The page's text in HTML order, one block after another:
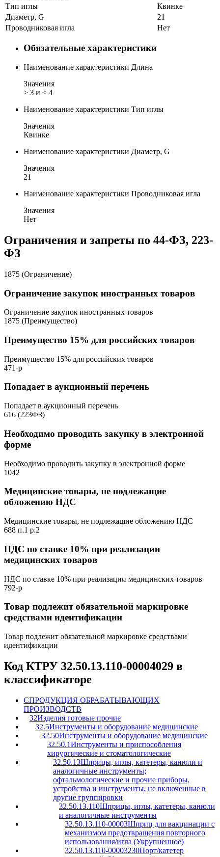
Тип иглы
Квинке
Диаметр, G
21
Проводниковая игла
Нет
Обязательные характеристики
Наименование характеристики Длина
Значения
> 3 и ≤ 4
Наименование характеристики Тип иглы
Значения
Квинке
Наименование характеристики Диаметр, G
Значения
21
Наименование характеристики Проводниковая игла
Значения
Нет
Ограничения и запреты по 44-ФЗ, 223-
ФЗ
1875 (Ограничение)
Ограничение закупок иностранных товаров
Ограничение закупок иностранных товаров
1875 (Преимущество)
Преимущество 15% для российских товаров
Преимущество 15% для российских товаров
471-р
Попадает в аукционный перечень
Попадает в аукционный перечень
616 (223ФЗ)
Необходимо проводить закупку в электронной
форме
Необходимо проводить закупку в электронной форме
1042
Медицинские товары, не подлежащие
обложению НДС
Медицинские товары, не подлежащие обложению НДС
688 п.1 р.2
НДС по ставке 10% при реализации
медицинских товаров
НДС по ставке 10% при реализации медицинских товаров
792-р
Товар подлежит обязательной маркировке
средствами идентификации
Товар подлежит обязательной маркировке средствами
идентификации
Код КТРУ 32.50.13.110-00004029 в
классификаторе
CПРОДУКЦИЯ ОБРАБАТЫВАЮЩИХ
ПРОИЗВОДСТВ
32Изделия готовые прочие
32.5Инструменты и оборудование медицинские
32.50Инструменты и оборудование медицинские
32.50.1Инструменты и приспособления
хирургические и стоматологические
32.50.13Шприцы, иглы, катетеры, канюли и
аналогичные инструменты;
офтальмологические и прочие приборы,
устройства и инструменты, не включенные в
другие группировки
32.50.13.110Шприцы, иглы, катетеры, канюли
и аналогичные инструменты
32.50.13.110-00003Шприц для вакцинации с
механизмом предотвращения повторного
использования/игла (Укрупненное)
32.50.13.110-00003230Порт/катетер